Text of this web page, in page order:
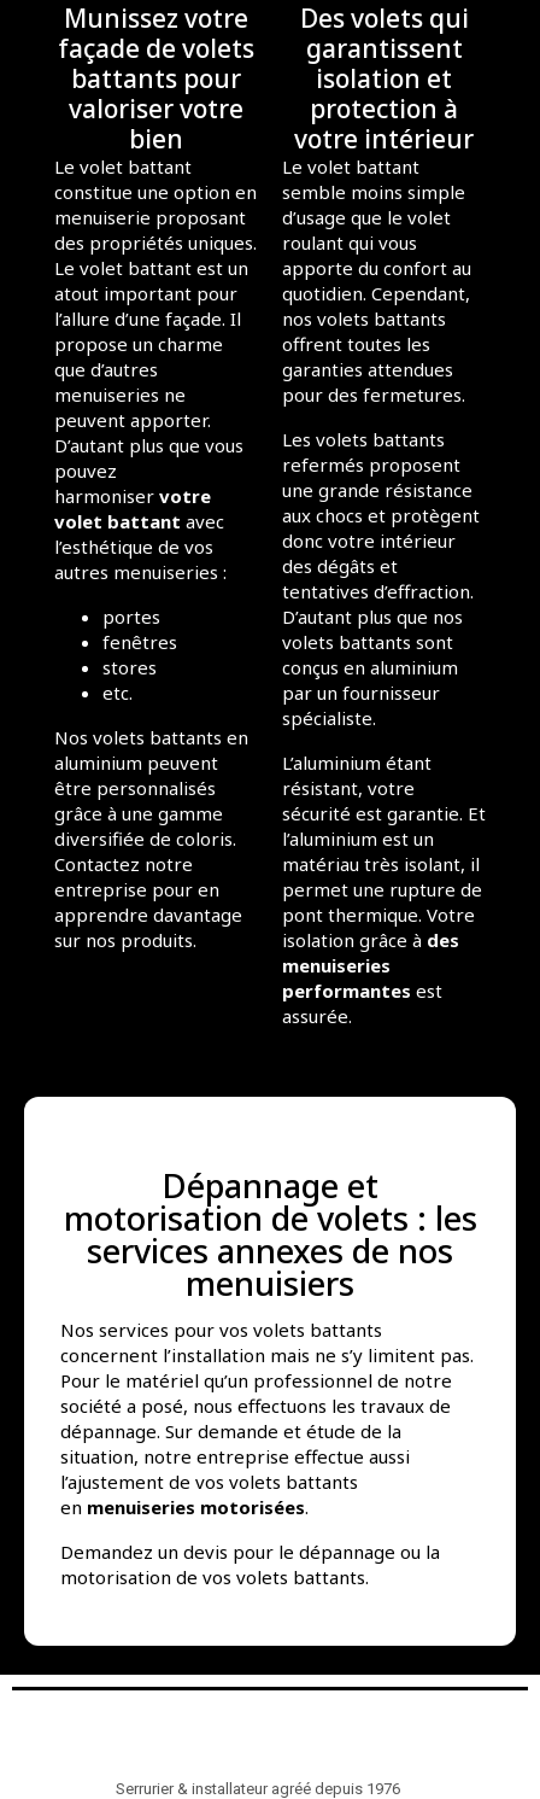
Munissez votre
façade de volets
battants pour
valoriser votre
bien
Le volet battant
constitue une option en
menuiserie proposant
des propriétés uniques.
Le volet battant est un
atout important pour
l’allure d’une façade. Il
propose un charme
que d’autres
menuiseries ne
peuvent apporter.
D’autant plus que vous
pouvez
harmoniser votre
volet battant avec
l’esthétique de vos
autres menuiseries :
portes
fenêtres
stores
etc.
Nos volets battants en
aluminium peuvent
être personnalisés
grâce à une gamme
diversifiée de coloris.
Contactez notre
entreprise pour en
apprendre davantage
sur nos produits.
Des volets qui
garantissent
isolation et
protection à
votre intérieur
Le volet battant
semble moins simple
d’usage que le volet
roulant qui vous
apporte du confort au
quotidien. Cependant,
nos volets battants
offrent toutes les
garanties attendues
pour des fermetures.
Les volets battants
refermés proposent
une grande résistance
aux chocs et protègent
donc votre intérieur
des dégâts et
tentatives d’effraction.
D’autant plus que nos
volets battants sont
conçus en aluminium
par un fournisseur
spécialiste.
L’aluminium étant
résistant, votre
sécurité est garantie. Et
l’aluminium est un
matériau très isolant, il
permet une rupture de
pont thermique. Votre
isolation grâce à des
menuiseries
performantes est
assurée.
Dépannage et
motorisation de volets : les
services annexes de nos
menuisiers
Nos services pour vos volets battants
concernent l’installation mais ne s’y limitent pas.
Pour le matériel qu’un professionnel de notre
société a posé, nous effectuons les travaux de
dépannage. Sur demande et étude de la
situation, notre entreprise effectue aussi
l’ajustement de vos volets battants
en menuiseries motorisées.
Demandez un devis pour le dépannage ou la
motorisation de vos volets battants.
Serrurier & installateur agréé depuis 1976